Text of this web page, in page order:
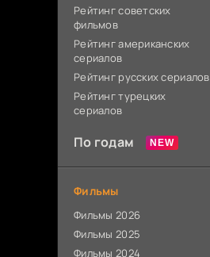
Рейтинг советских
фильмов
Рейтинг американских
сериалов
Рейтинг русских сериалов
Рейтинг турецких
сериалов
По годам
Фильмы
Фильмы 2026
Фильмы 2025
Фильмы 2024